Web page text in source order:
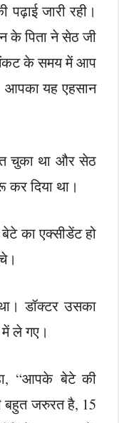
जारी रही।
पिता ने सेठ जी
के समय में आप
यह एहसान
चुका था और सेठ
दिया था।
का एक्सीडेंट हो
डॉक्टर उसका
ले गए।
“आपके बेटे की
जरुरत है, 15